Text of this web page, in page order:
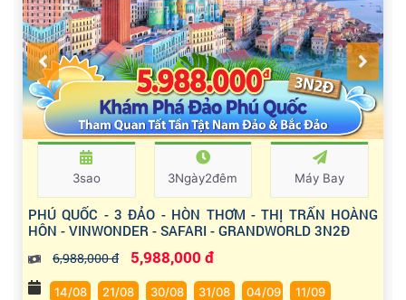
3sao 3Ngày2đêm Máy Bay
PHÚ QUỐC - 3 ĐẢO - HÒN THƠM - THỊ TRẤN HOÀNG
HÔN - VINWONDER - SAFARI - GRANDWORLD 3N2Đ
6,988,000 đ 5,988,000 đ
14/08 21/08 30/08 31/08 04/09
11/09